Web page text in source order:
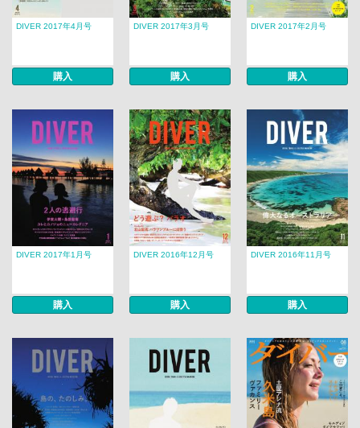
DIVER 2017年4月号
購入
DIVER 2017年3月号
購入
DIVER 2017年2月号
購入
DIVER 2017年1月号
購入
DIVER 2016年12月号
購入
DIVER 2016年11月号
購入